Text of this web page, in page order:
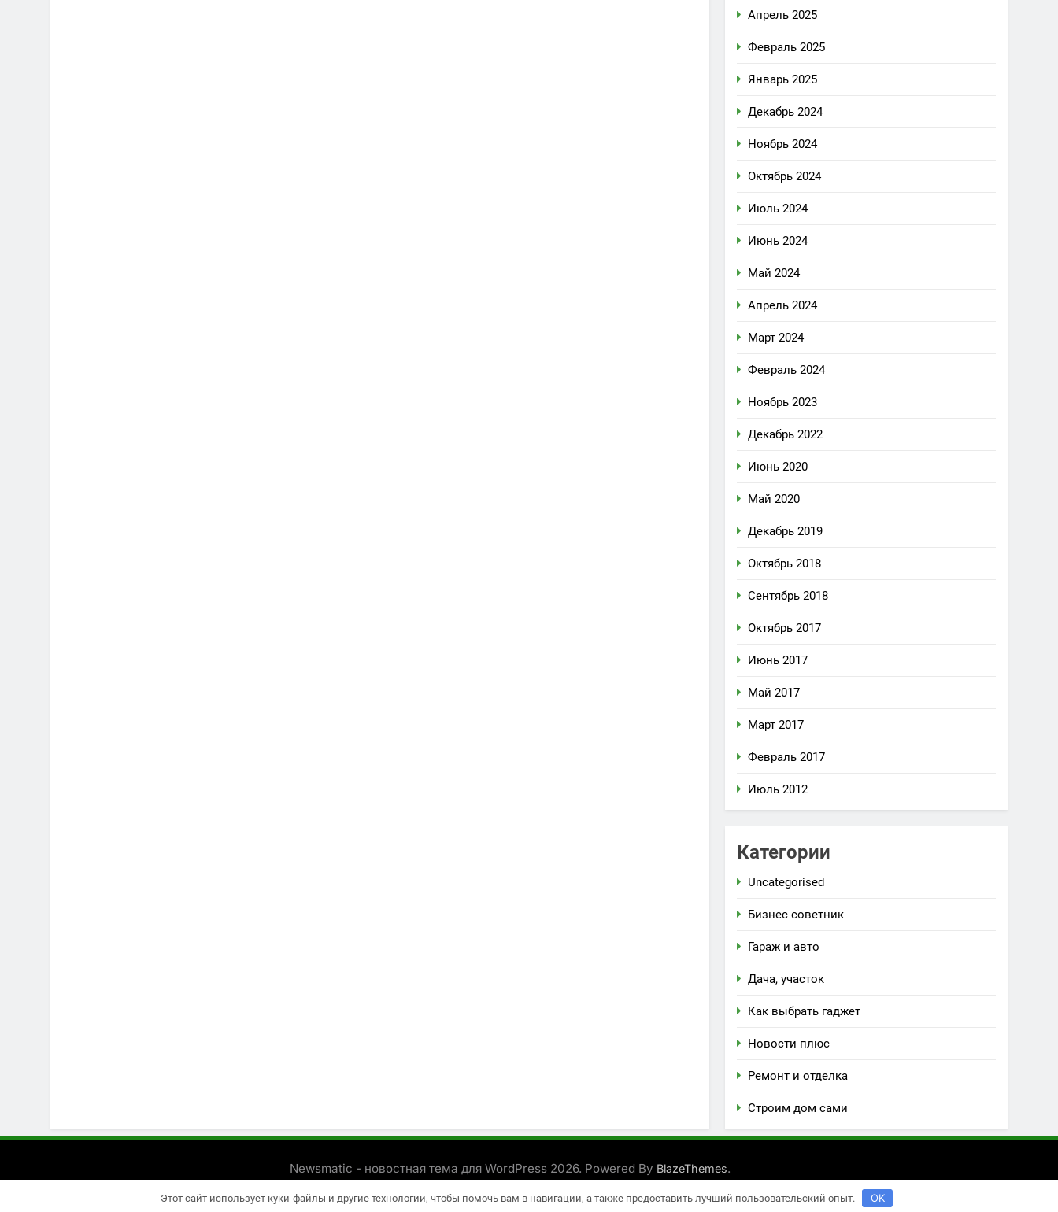
Апрель 2025
Февраль 2025
Январь 2025
Декабрь 2024
Ноябрь 2024
Октябрь 2024
Июль 2024
Июнь 2024
Май 2024
Апрель 2024
Март 2024
Февраль 2024
Ноябрь 2023
Декабрь 2022
Июнь 2020
Май 2020
Декабрь 2019
Октябрь 2018
Сентябрь 2018
Октябрь 2017
Июнь 2017
Май 2017
Март 2017
Февраль 2017
Июль 2012
Категории
Uncategorised
Бизнес советник
Гараж и авто
Дача, участок
Как выбрать гаджет
Новости плюс
Ремонт и отделка
Строим дом сами
Newsmatic - новостная тема для WordPress 2026. Powered By BlazeThemes.
Этот сайт использует куки-файлы и другие технологии, чтобы помочь вам в навигации, а также предоставить лучший пользовательский опыт. OK